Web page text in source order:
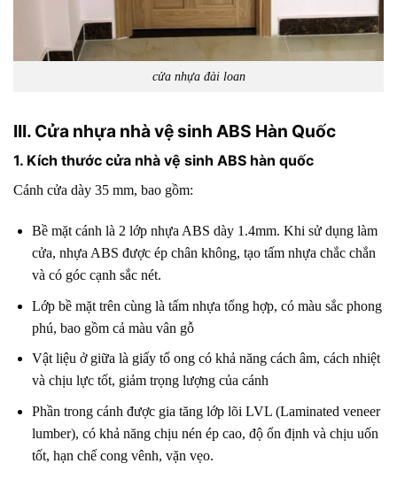
cửa nhựa đài loan
III. Cửa nhựa nhà vệ sinh ABS Hàn Quốc
1. Kích thước cửa nhà vệ sinh ABS hàn quốc
Cánh cửa dày 35 mm, bao gồm:
Bề mặt cánh là 2 lớp nhựa ABS dày 1.4mm. Khi sử dụng làm
cửa, nhựa ABS được ép chân không, tạo tấm nhựa chắc chắn
và có góc cạnh sắc nét.
Lớp bề mặt trên cùng là tấm nhựa tổng hợp, có màu sắc phong
phú, bao gồm cả màu vân gỗ
Vật liệu ở giữa là giấy tổ ong có khả năng cách âm, cách nhiệt
và chịu lực tốt, giảm trọng lượng của cánh
Phần trong cánh được gia tăng lớp lõi LVL (Laminated veneer
lumber), có khả năng chịu nén ép cao, độ ổn định và chịu uốn
tốt, hạn chế cong vênh, vặn vẹo.